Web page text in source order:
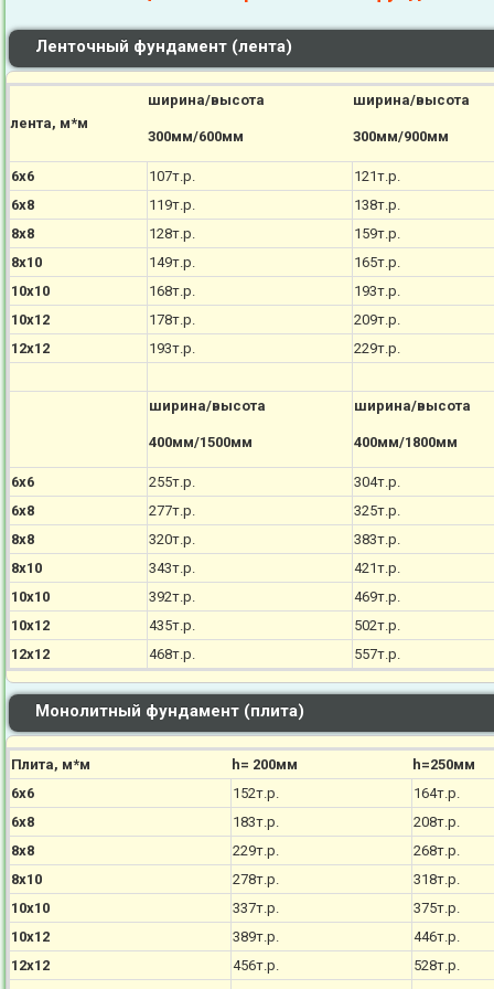
Ленточный фундамент (лента)
лента, м*м
ширина/высота
300мм/600мм
ширина/высота
300мм/900мм
6х6 107т.р.
121т.р.
6х8
119т.р.
138т.р.
8х8
128т.р.
159т.р.
8х10
149т.р.
165т.р.
10х10
168т.р.
193т.р.
10х12
178т.р.
209т.р.
12х12
193т.р. 229т.р.
ширина/высота
400мм/1500мм
ширина/высота
400мм/1800мм
6х6 255т.р.
304т.р.
6х8
277т.р.
325т.р.
8х8
320т.р.
383т.р.
8х10
343т.р.
421т.р.
10х10
392т.р.
469т.р.
10х12
435т.р.
502т.р.
12х12
468т.р. 557т.р.
Монолитный фундамент (плита)
Плита, м*м h= 200мм
h=250мм
6х6
152т.р.
164т.р.
6х8
183т.р.
208т.р.
8х8
229т.р.
268т.р.
8х10
278т.р.
318т.р.
10х10
337т.р.
375т.р.
10х12
389т.р.
446т.р.
12х12
456т.р. 528т.р.